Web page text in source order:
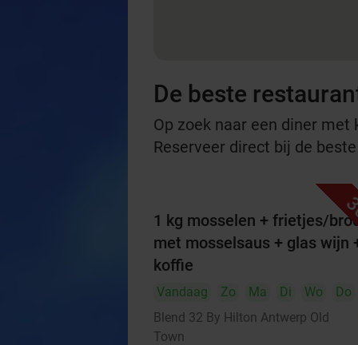
De beste
Op zoek naar een diner
Reserveer direct bij de
1 kg mosselen + frietjes/
met mosselsaus + glas wijn +
koffie
Vandaag Zo Ma Di Wo
Do
Blend 32 By Hilton Antwerp Old
Town